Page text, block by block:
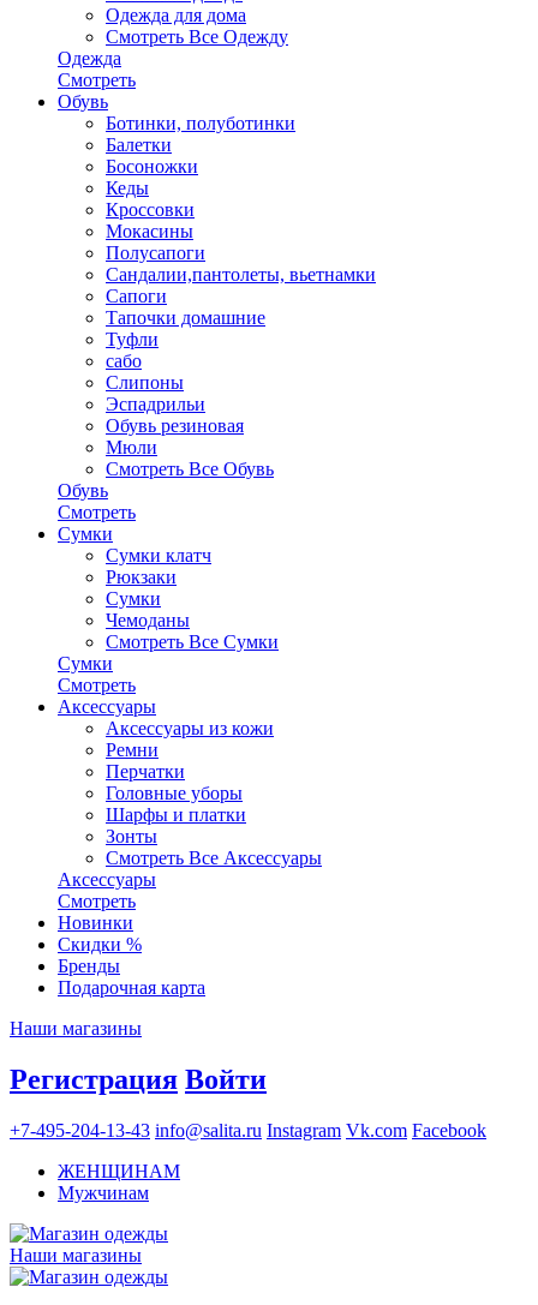
Одежда для дома
Смотреть Все Одежду
Одежда
Смотреть
Обувь
Ботинки, полуботинки
Балетки
Босоножки
Кеды
Кроссовки
Мокасины
Полусапоги
Сандалии,пантолеты, вьетнамки
Сапоги
Тапочки домашние
Туфли
сабо
Слипоны
Эспадрильи
Обувь резиновая
Мюли
Смотреть Все Обувь
Обувь
Смотреть
Сумки
Сумки клатч
Рюкзаки
Сумки
Чемоданы
Смотреть Все Сумки
Сумки
Смотреть
Аксессуары
Аксессуары из кожи
Ремни
Перчатки
Головные уборы
Шарфы и платки
Зонты
Смотреть Все Аксессуары
Аксессуары
Смотреть
Новинки
Скидки %
Бренды
Подарочная карта
Наши магазины
Регистрация Войти
+7-495-204-13-43 info@salita.ru Instagram Vk.com Facebook
ЖЕНЩИНАМ
Мужчинам
Наши магазины